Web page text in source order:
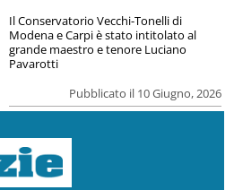
Pubblicato il 10 Giugno, 2026
Il Conservatorio Vecchi-Tonelli di
Modena e Carpi è stato intitolato al
grande maestro e tenore Luciano
Pavarotti